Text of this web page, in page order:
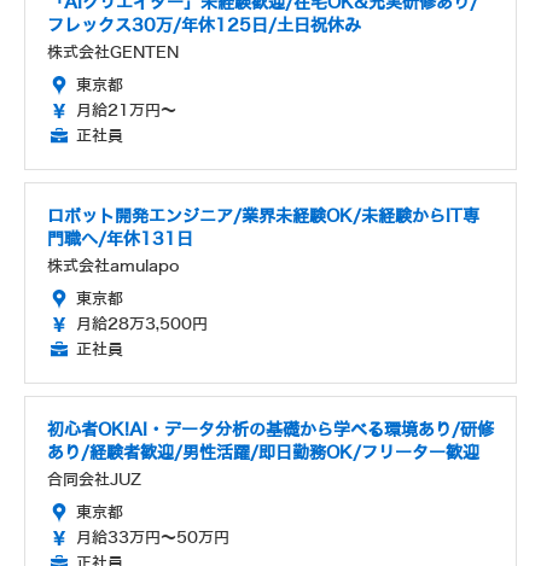
フレックス30万/年休125日/土日祝休み
株式会社GENTEN
東京都
月給21万円～
正社員
ロボット開発エンジニア/業界未経験OK/未経験からIT専
門職へ/年休131日
株式会社amulapo
東京都
月給28万3,500円
正社員
初心者OK!AI・データ分析の基礎から学べる環境あり/研修
あり/経験者歓迎/男性活躍/即日勤務OK/フリーター歓迎
合同会社JUZ
東京都
月給33万円～50万円